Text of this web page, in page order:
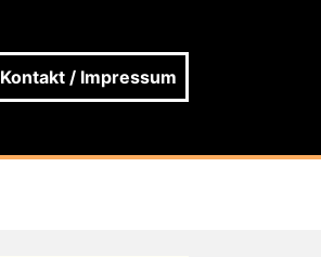
Kontakt / Impressum